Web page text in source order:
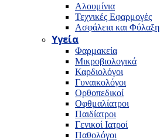
Αλουμίνια
Τεχνικές Εφαρμογές
Ασφάλεια και Φύλαξη
Υγεία
Φαρμακεία
Μικροβιολογικά
Καρδιολόγοι
Γυναικολόγοι
Ορθοπεδικοί
Οφθμαλίατροι
Παιδίατροι
Γενικοί Ιατροί
Παθολόγοι